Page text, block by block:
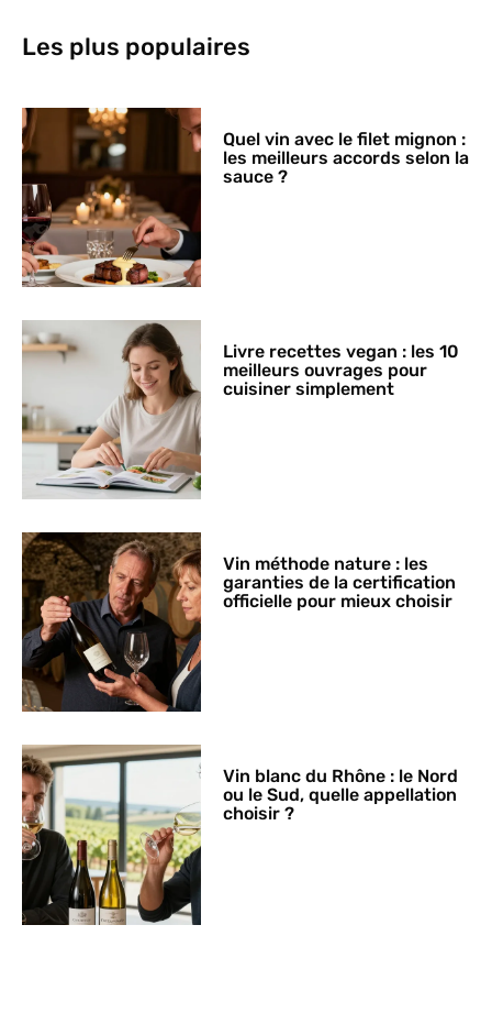
Les plus populaires
Quel vin avec le filet mignon :
les meilleurs accords selon la
sauce ?
Livre recettes vegan : les 10
meilleurs ouvrages pour
cuisiner simplement
Vin méthode nature : les
garanties de la certification
officielle pour mieux choisir
Vin blanc du Rhône : le Nord
ou le Sud, quelle appellation
choisir ?